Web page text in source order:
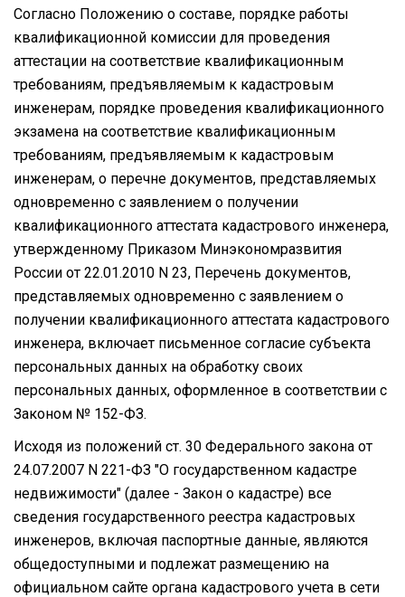
Согласно Положению о составе, порядке работы
квалификационной комиссии для проведения
аттестации на соответствие квалификационным
требованиям, предъявляемым к кадастровым
инженерам, порядке проведения квалификационного
экзамена на соответствие квалификационным
требованиям, предъявляемым к кадастровым
инженерам, о перечне документов, представляемых
одновременно с заявлением о получении
квалификационного аттестата кадастрового инженера,
утвержденному Приказом Минэкономразвития
России от 22.01.2010 N 23, Перечень документов,
представляемых одновременно с заявлением о
получении квалификационного аттестата кадастрового
инженера, включает письменное согласие субъекта
персональных данных на обработку своих
персональных данных, оформленное в соответствии с
Законом № 152-ФЗ.
Исходя из положений ст. 30 Федерального закона от
24.07.2007 N 221-ФЗ "О государственном кадастре
недвижимости" (далее - Закон о кадастре) все
сведения государственного реестра кадастровых
инженеров, включая паспортные данные, являются
общедоступными и подлежат размещению на
официальном сайте органа кадастрового учета в сети